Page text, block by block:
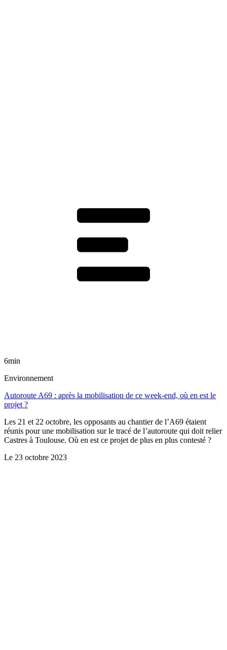
6min
Environnement
Autoroute A69 : après la mobilisation de ce week-end, où en est le
projet ?
Les 21 et 22 octobre, les opposants au chantier de l’A69 étaient
réunis pour une mobilisation sur le tracé de l’autoroute qui doit relier
Castres à Toulouse. Où en est ce projet de plus en plus contesté ?
Le 23 octobre 2023